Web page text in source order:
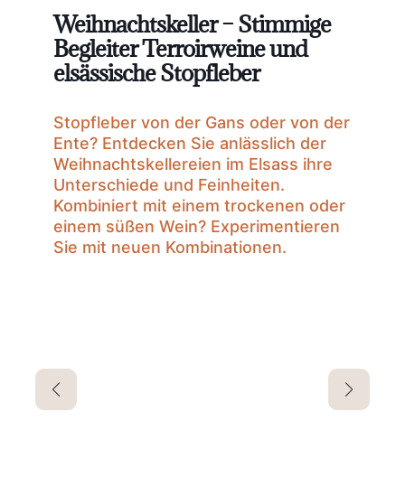
Weihnachtskeller – Stimmige
Begleiter Terroirweine und
elsässische Stopfleber
Stopfleber von der Gans oder von der
Ente? Entdecken Sie anlässlich der
Weihnachtskellereien im Elsass ihre
Unterschiede und Feinheiten.
Kombiniert mit einem trockenen oder
einem süßen Wein? Experimentieren
Sie mit neuen Kombinationen.